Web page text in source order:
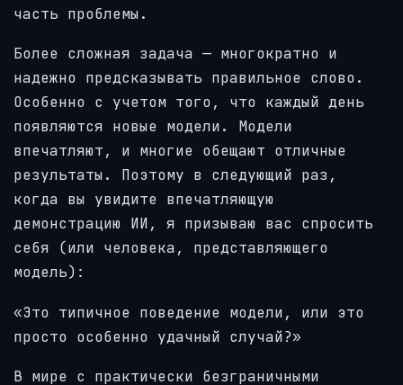
часть проблемы.
Более сложная задача — многократно и
надежно предсказывать правильное слово.
Особенно с учетом того, что каждый день
появляются новые модели. Модели
впечатляют, и многие обещают отличные
результаты. Поэтому в следующий раз,
когда вы увидите впечатляющую
демонстрацию ИИ, я призываю вас спросить
себя (или человека, представляющего
модель):
«Это типичное поведение модели, или это
просто особенно удачный случай?»
В мире с практически безграничными